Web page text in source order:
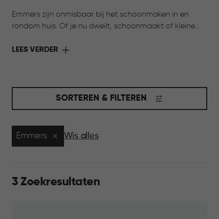
Emmers zijn onmisbaar bij het schoonmaken in en
rondom huis. Of je nu dweilt, schoonmaakt of kleine
een stuk makkelijker. Dankzij het sterke materiaal en
hebt voor dagelijks gebruik.
LEES VERDER
SORTEREN & FILTEREN
Emmers Wis alles
3 Zoekresultaten